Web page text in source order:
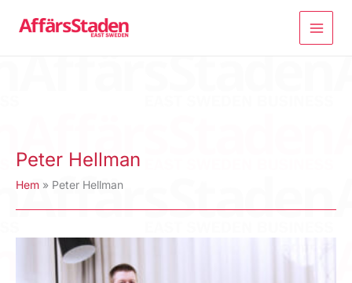
Peter Hellman
Hem Peter Hellman